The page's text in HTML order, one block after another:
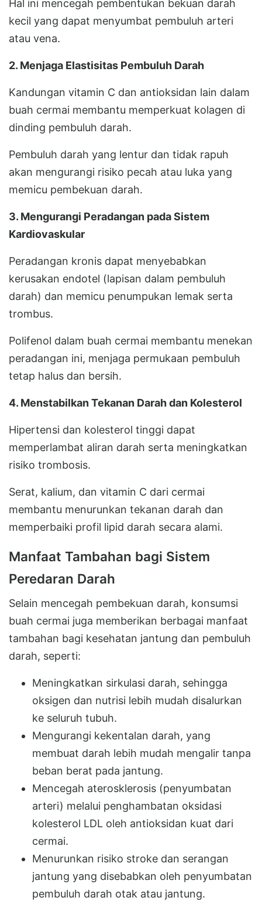
Hal ini mencegah pembentukan bekuan darah
kecil yang dapat menyumbat pembuluh arteri
atau vena.
2. Menjaga Elastisitas Pembuluh Darah
Kandungan vitamin C dan antioksidan lain dalam
buah cermai membantu memperkuat kolagen di
dinding pembuluh darah.
Pembuluh darah yang lentur dan tidak rapuh
akan mengurangi risiko pecah atau luka yang
memicu pembekuan darah.
3. Mengurangi Peradangan pada Sistem
Kardiovaskular
Peradangan kronis dapat menyebabkan
kerusakan endotel (lapisan dalam pembuluh
darah) dan memicu penumpukan lemak serta
trombus.
Polifenol dalam buah cermai membantu menekan
peradangan ini, menjaga permukaan pembuluh
tetap halus dan bersih.
4. Menstabilkan Tekanan Darah dan Kolesterol
Hipertensi dan kolesterol tinggi dapat
memperlambat aliran darah serta meningkatkan
risiko trombosis.
Serat, kalium, dan vitamin C dari cermai
membantu menurunkan tekanan darah dan
memperbaiki profil lipid darah secara alami.
Manfaat Tambahan bagi Sistem
Peredaran Darah
Selain mencegah pembekuan darah, konsumsi
buah cermai juga memberikan berbagai manfaat
tambahan bagi kesehatan jantung dan pembuluh
darah, seperti:
Meningkatkan sirkulasi darah, sehingga
oksigen dan nutrisi lebih mudah disalurkan
ke seluruh tubuh.
Mengurangi kekentalan darah, yang
membuat darah lebih mudah mengalir tanpa
beban berat pada jantung.
Mencegah aterosklerosis (penyumbatan
arteri) melalui penghambatan oksidasi
kolesterol LDL oleh antioksidan kuat dari
cermai.
Menurunkan risiko stroke dan serangan
jantung yang disebabkan oleh penyumbatan
pembuluh darah otak atau jantung.